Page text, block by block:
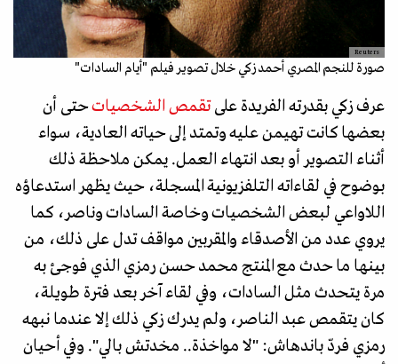
Reuters
صورة للنجم المصري أحمد زكي خلال تصوير فيلم "أيام السادات"
عرف زكي بقدرته الفريدة علىتقمص الشخصياتحتى أن
بعضها كانت تهيمن عليه وتمتد إلى حياته العادية، سواء
أثناء التصوير أو بعد انتهاء العمل. يمكن ملاحظة ذلك
بوضوح في لقاءاته التلفزيونية المسجلة، حيث يظهر استدعاؤه
اللاواعي لبعض الشخصيات وخاصة السادات وناصر، كما
يروي عدد من الأصدقاء والمقربين مواقف تدل على ذلك، من
بينها ما حدث مع المنتج محمد حسن رمزي الذي فوجئ به
مرة يتحدث مثل السادات، وفي لقاء آخر بعد فترة طويلة،
كان يتقمص عبد الناصر، ولم يدرك زكي ذلك إلا عندما نبهه
رمزي فردّ باندهاش: "لا مواخذة.. مخدتش بالي". وفي أحيان